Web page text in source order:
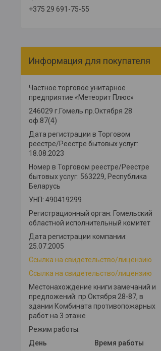
+375 29 691-75-55
Информация для покупателя
Частное торговое унитарное
предприятие «Метеорит Плюс»
246029 г.Гомель пр.Октября 28
оф.87(4)
Дата регистрации в Торговом
реестре/Реестре бытовых услуг:
18.08.2023
Номер в Торговом реестре/Реестре
бытовых услуг: 563229, Республика
Беларусь
УНП: 490419299
Регистрационный орган: Гомельский
областной исполнительный комитет
Дата регистрации компании:
25.07.2005
Ссылка на свидетельство/лицензию
Ссылка на свидетельство/лицензию
Местонахождение книги замечаний и
предложений: пр.Октября 28-87, в
здании Комбината противопожарных
работ на 3 этаже
Режим работы:
День
Время работы